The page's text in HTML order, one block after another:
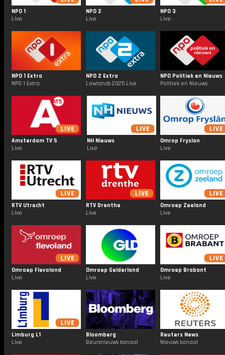
NPO 1
Live
NPO 2
Live
NPO 3
Live
NPO 1 Extra
NPO 1 Extra
NPO 2 Extra
Lowlands 2025 Live
NPO Politiek en Nieuws
Politiek en Nieuws
Amsterdam TV 5
Live
NH Nieuws
Live
Omrop Fryslan
Live
RTV Utrecht
Live
RTV Drenthe
Live
Omroep Zeeland
Live
Omroep Flevoland
Live
Omroep Gelderland
Live
Omroep Brabant
Live
Limburg L1
Live
Bloomberg
Beursnieuws kanaal
Reuters News
Nieuws kanaal